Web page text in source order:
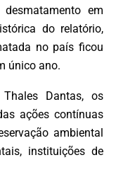
em
do relatório,
no país ficou
único ano.
Dantas, os
ações contínuas
ambiental
instituições de